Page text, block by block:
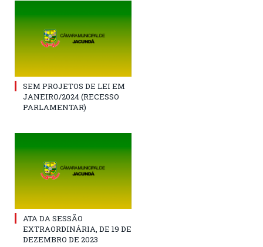
SEM PROJETOS DE LEI EM
JANEIRO/2024 (RECESSO
PARLAMENTAR)
ATA DA SESSÃO
EXTRAORDINÁRIA, DE 19 DE
DEZEMBRO DE 2023